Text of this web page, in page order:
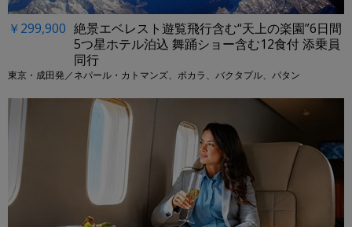
￥299,900 絶景エベレスト遊覧飛行含む“天上の楽園”6日間
5つ星ホテル泊込 舞踊ショー含む12食付 添乗員
同行
東京・成田発／ネパール・カトマンズ、ポカラ、バクタプル、パタン